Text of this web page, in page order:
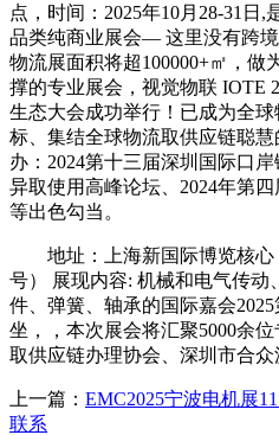
点，时间：2025年10月28-31日
品类纯商业展会— 这里没有跨境
物流展面积将超100000+㎡，做
撑的专业展会，视觉物联 IOTE
生态大会成功举行！已成为全
标、集结全球物流取供应链聪
办：2024第十三届深圳国际口
异取使用高峰论坛、2024年第
等出色勾当。
地址：上海新国际博览核心
号） 展现内容: 机械和电气传动
件、弹簧、轴承的国际嘉会
坐，，本次展会将汇聚5000余
取供应链办理协会、深圳市合众
上一篇： EMC2025宁波电机展
联系